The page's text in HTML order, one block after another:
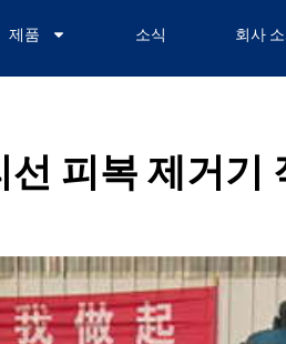
제품 소식 회사
선 피복 제거기